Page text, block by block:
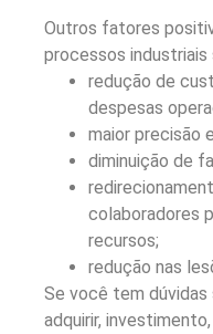
Outros fatores
processos industriais
redução de
despesas
maior precisão
diminuição de
colaboradores
recursos;
redução nas
Se você tem dúvidas
adquirir,